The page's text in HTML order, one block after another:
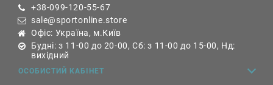
+38-099-120-55-67
sale@sportonline.store
Офіс: Україна, м.Київ
Будні: з 11-00 до 20-00, Сб: з 11-00 до 15-00, Нд:
вихідний
ОСОБИСТИЙ КАБІНЕТ